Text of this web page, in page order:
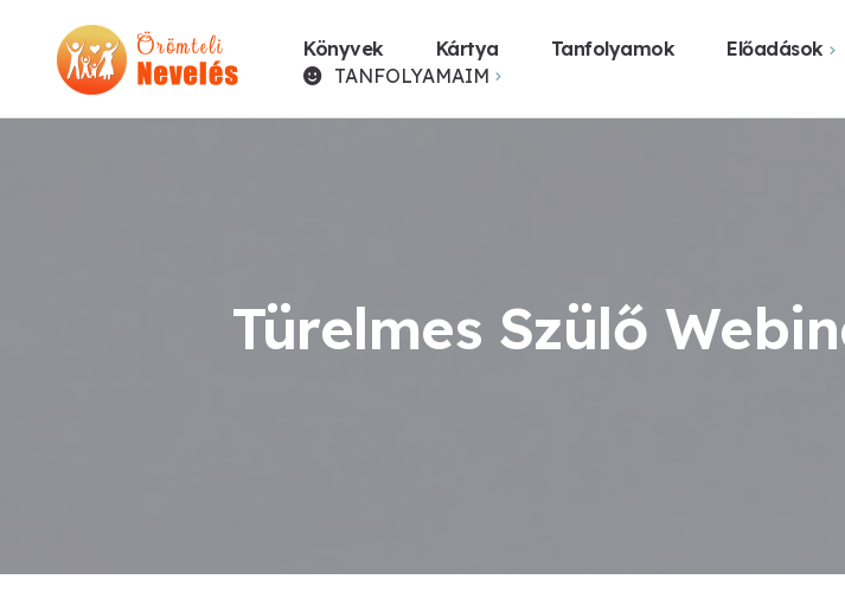
Könyvek Kártya Tanfolyamok Előadások
TANFOLYAMAIM
Türelmes Szülő